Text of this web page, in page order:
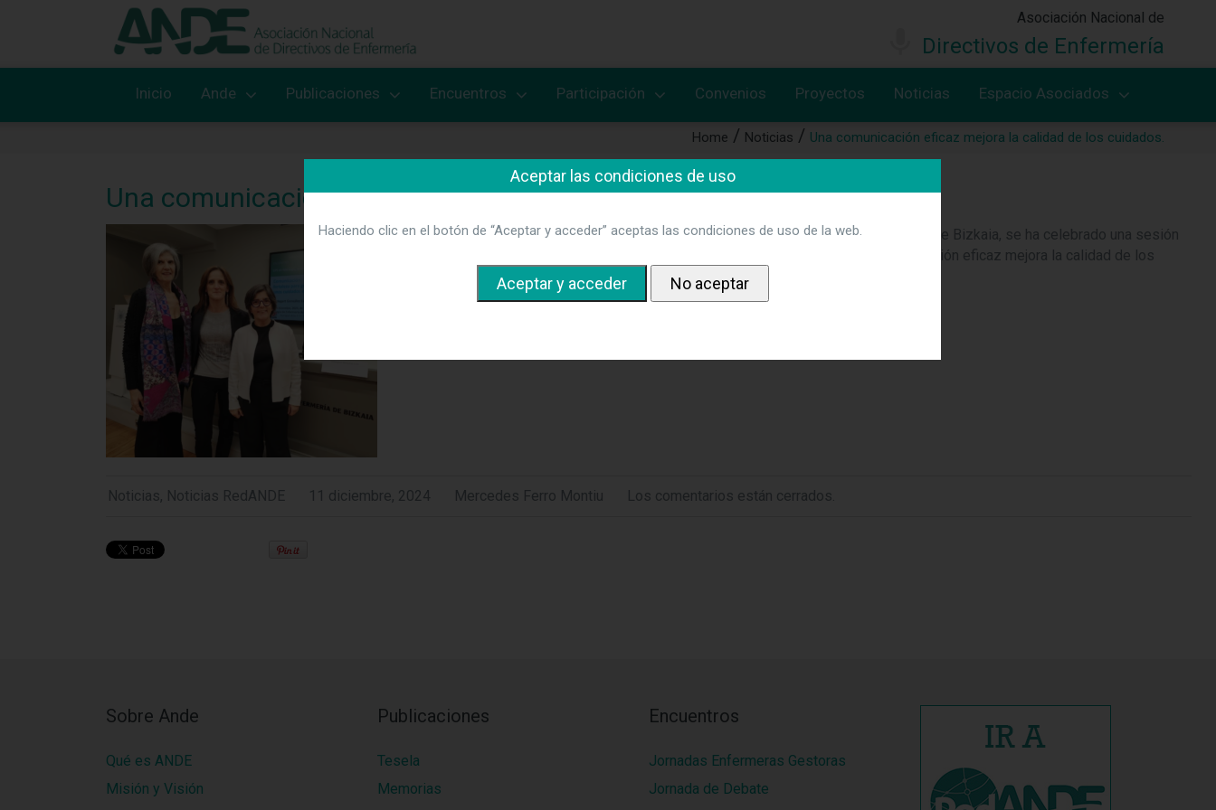
Asociación Nacional de
Directivos de Enfermería
Inicio Ande Publicaciones Encuentros Participación Convenios Proyectos Noticias Espacio Asociados
Home Noticias Una comunicación eficaz mejora la calidad de los cuidados.
Una comunicación eficaz mejora la calidad de los cuidados.
Organizado por la vocal de ANDE en el País Vasco y el Colegio Oficial de Enfermería de Bizkaia, se ha celebrado una sesión
formativa para enfermeras y enfermeros gestores, conscientes de que una comunicación eficaz mejora la calidad de los
Mas información.
Noticias, Noticias RedANDE 11 diciembre, 2024 Mercedes Ferro Montiu Los comentarios están cerrados.
Sobre Ande
Qué es ANDE
Misión y Visión
Publicaciones
Tesela
Memorias
Encuentros
Jornadas Enfermeras Gestoras
Jornada de Debate
Aceptar las condiciones de uso
Haciendo clic en el botón de “Aceptar y acceder” aceptas las condiciones de uso de la web.